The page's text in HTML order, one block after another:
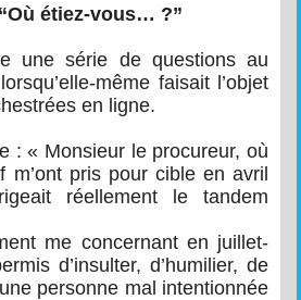
étiez-vous… ?”
une série de questions au
même faisait l’objet
en ligne.
: « Monsieur le procureur, où
pris pour cible en avril
réellement le tandem
me concernant en juillet-
d’insulter, d’humilier, de
personne mal intentionnée